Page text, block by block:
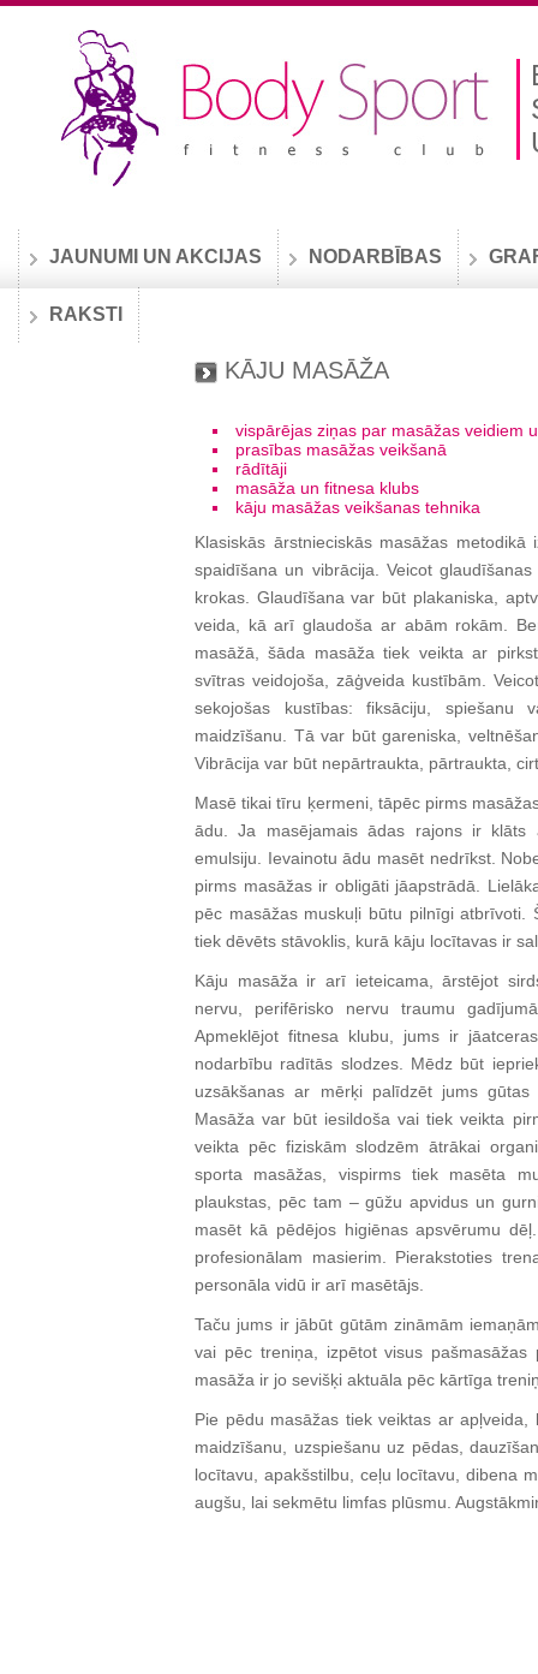
JAUNUMI UN AKCIJAS NODARBĪBAS
RAKSTI
KĀJU MASĀŽA
vispārējas ziņas par masāžas veidiem
prasības masāžas veikšanā
rādītāji
masāža un fitnesa klubs
kāju masāžas veikšanas tehnika
Klasiskās ārstnieciskās masāžas
spaidīšana un vibrācija. Veicot
krokas. Glaudīšana var būt plakaniska,
veida, kā arī glaudoša ar abām rokām.
masāžā, šāda masāža tiek veikta ar
svītras veidojoša, zāģveida kustībām.
sekojošas kustības: fiksāciju, spiešanu
maidzīšanu. Tā var būt gareniska,
Vibrācija var būt nepārtraukta, pārtraukta,
Masē tikai tīru ķermeni, tāpēc pirms
ādu. Ja masējamais ādas rajons ir klāts
emulsiju. Ievainotu ādu masēt nedrīkst.
pirms masāžas ir obligāti jāapstrādā.
pēc masāžas muskuļi būtu pilnīgi atbrīvoti.
tiek dēvēts stāvoklis, kurā kāju locītavas ir
Kāju masāža ir arī ieteicama, ārstējot
nervu, perifērisko nervu traumu
Apmeklējot fitnesa klubu, jums ir
nodarbību radītās slodzes. Mēdz būt
uzsākšanas ar mērķi palīdzēt jums
Masāža var būt iesildoša vai tiek veikta
veikta pēc fiziskām slodzēm ātrākai
sporta masāžas, vispirms tiek masēta
plaukstas, pēc tam – gūžu apvidus un
masēt kā pēdējos higiēnas apsvērumu
profesionālam masierim. Pierakstoties
personāla vidū ir arī masētājs.
Taču jums ir jābūt gūtām zināmām
vai pēc treniņa, izpētot visus
masāža ir jo sevišķi aktuāla pēc kārtīga
Pie pēdu masāžas tiek veiktas ar
maidzīšanu, uzspiešanu uz pēdas,
locītavu, apakšstilbu, ceļu locītavu, dibena
augšu, lai sekmētu limfas plūsmu.